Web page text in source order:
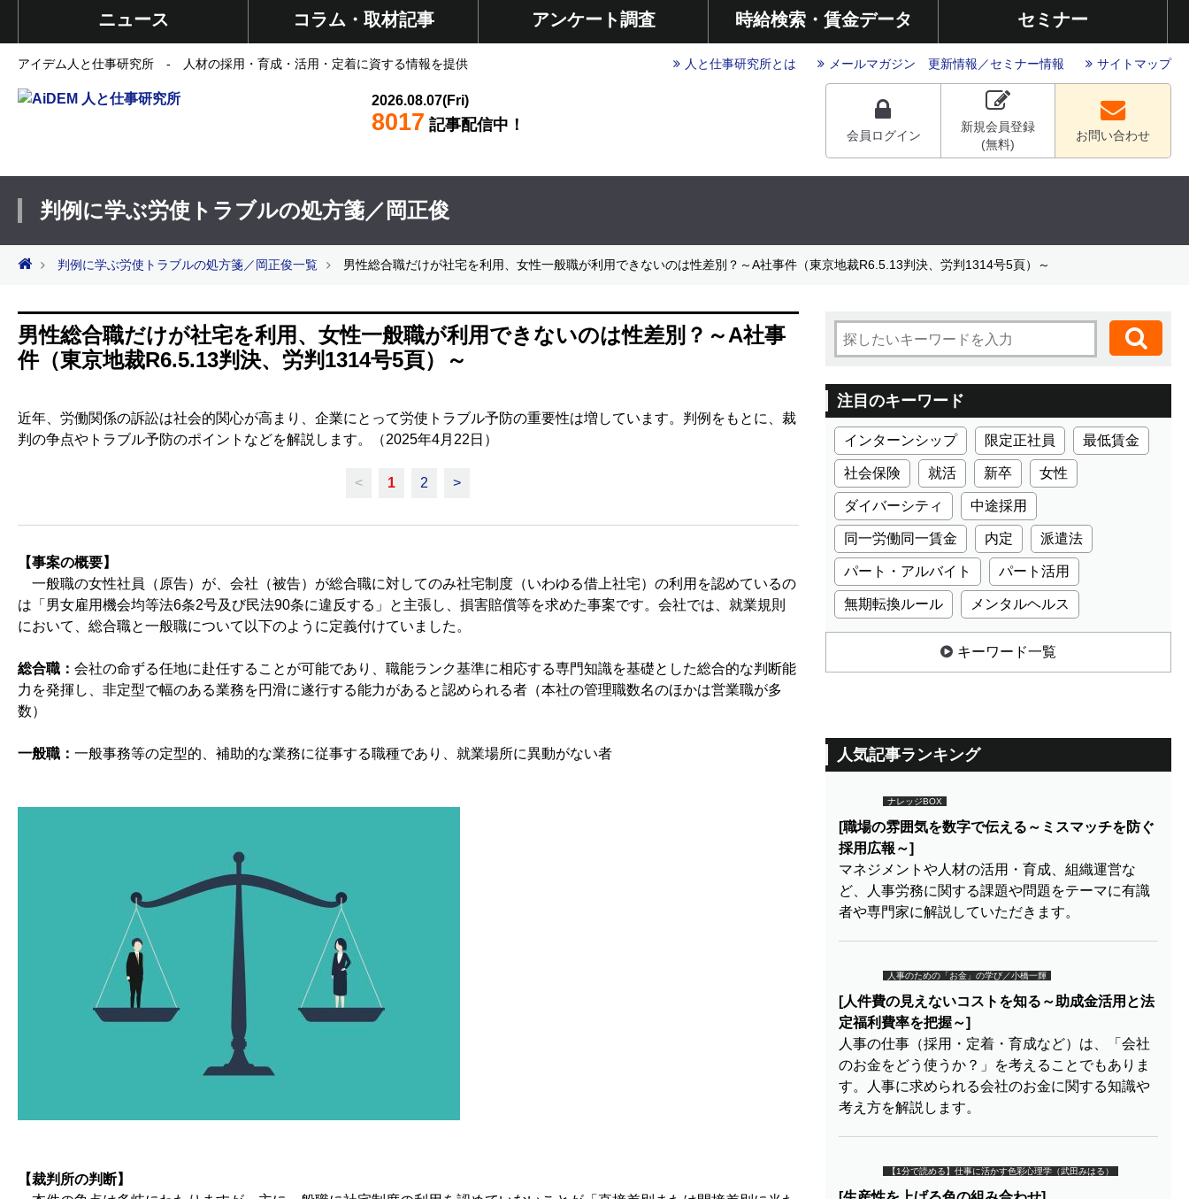
ニュース コラム・取材記事 アンケート調査 時給検索・賃金データ セミナー
アイデム人と仕事研究所 - 人材の採用・育成・活用・定着に資する情報を提供 人と仕事研究所とは メールマガジン 更新情報 ／セミナー情報 サイトマップ
2026.08.07(Fri)
8017 記事配信中！
会員ログイン
新規会員登録
(無料)
お問い合わせ
判例に学ぶ労使トラブルの処方箋／岡正俊
判例に学ぶ労使トラブルの処方箋／岡正俊一覧 男性総合職だけが社宅を利用、女性一般職が利用できないのは性差別？～A社事件（東京地裁R6.5.13判決、労判1314号5頁）～
男性総合職だけが社宅を利用、女性一般職が利用できないのは性差別？～A社事
件（東京地裁R6.5.13判決、労判1314号5頁）～
近年、労働関係の訴訟は社会的関心が高まり、企業にとって労使トラブル予防の重要性は増しています。判例をもとに、裁
判の争点やトラブル予防のポイントなどを解説します。（2025年4月22日）
< 1 2 >
【事案の概要】
一般職の女性社員（原告）が、会社（被告）が総合職に対してのみ社宅制度（いわゆる借上社宅）の利用を認めているの
は「男女雇用機会均等法6条2号及び民法90条に違反する」と主張し、損害賠償等を求めた事案です。会社では、就業規則
において、総合職と一般職について以下のように定義付けていました。
総合職： 会社の命ずる任地に赴任することが可能であり、職能ランク基準に相応する専門知識を基礎とした総合的な判断能
力を発揮し、非定型で幅のある業務を円滑に遂行する能力があると認められる者（本社の管理職数名のほかは営業職が多
数）
一般職： 一般事務等の定型的、補助的な業務に従事する職種であり、就業場所に異動がない者
【裁判所の判断】
注目のキーワード
インターンシップ 限定正社員 最低賃金
社会保険 就活 新卒 女性
ダイバーシティ 中途採用
同一労働同一賃金 内定 派遣法
パート・アルバイト パート活用
無期転換ルール メンタルヘルス
キーワード一覧
人気記事ランキング
ナレッジBOX
[職場の雰囲気を数字で伝える～ミスマッチを防ぐ
採用広報～]
マネジメントや人材の活用・育成、組織運営な
ど、人事労務に関する課題や問題をテーマに有識
者や専門家に解説していただきます。
人事のための「お金」の学び／小橋一輝
[人件費の見えないコストを知る～助成金活用と法
定福利費率を把握～]
人事の仕事（採用・定着・育成など）は、「会社
のお金をどう使うか？」を考えることでもありま
す。人事に求められる会社のお金に関する知識や
考え方を解説します。
【1分で読める】仕事に活かす色彩心理学（武田みはる）